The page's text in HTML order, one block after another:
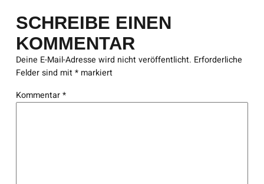
SCHREIBE EINEN
KOMMENTAR
Deine E-Mail-Adresse wird nicht veröffentlicht. Erforderliche
Felder sind mit*markiert
Kommentar*